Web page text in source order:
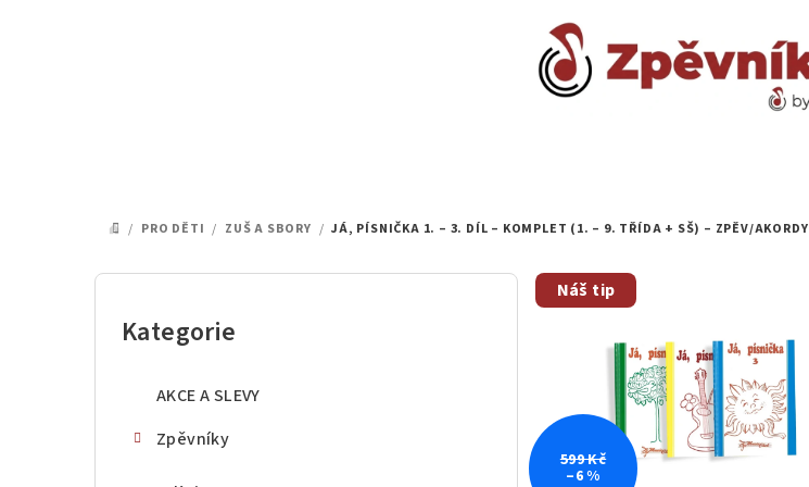
DOMŮ
/ PRO DĚTI / ZUŠ A SBORY / JÁ, PÍSNIČKA 1. – 3. DÍL – KOMPLET (1. – 9. TŘÍDA + SŠ) – ZPĚV/AKORDY
P
Přeskočit
Kategorie
AKCE A SLEVY
Zpěvníky
Náš tip
599 Kč
–6 %